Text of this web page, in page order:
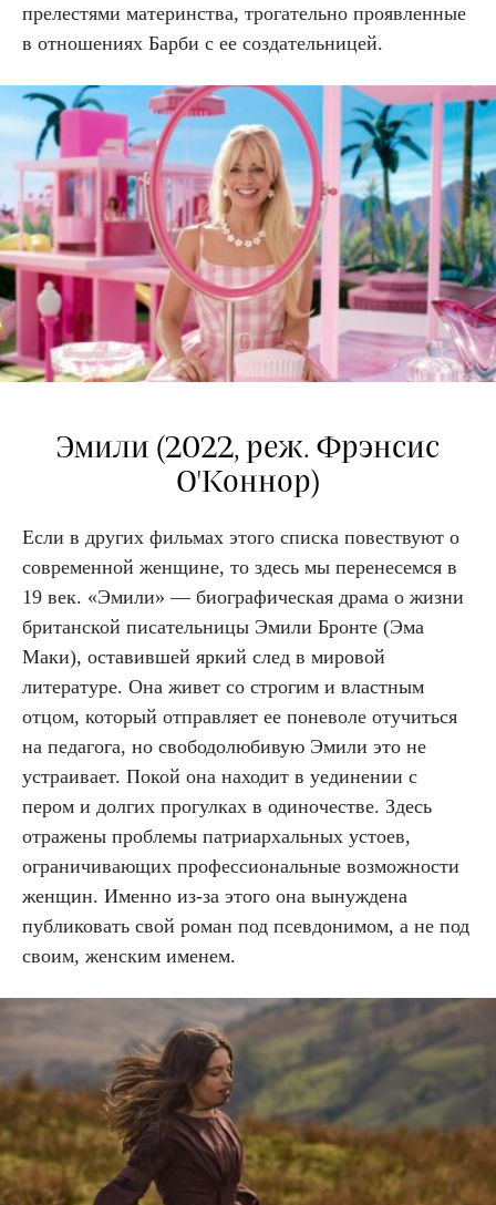
прелестями материнства, трогательно проявленные
в отношениях Барби с ее создательницей.
Эмили (2022, реж. Фрэнсис
О'Коннор)
Если в других фильмах этого списка повествуют о
современной женщине, то здесь мы перенесемся в
19 век. «Эмили» — биографическая драма о жизни
британской писательницы Эмили Бронте (Эма
Маки), оставившей яркий след в мировой
литературе. Она живет со строгим и властным
отцом, который отправляет ее поневоле отучиться
на педагога, но свободолюбивую Эмили это не
устраивает. Покой она находит в уединении с
пером и долгих прогулках в одиночестве. Здесь
отражены проблемы патриархальных устоев,
ограничивающих профессиональные возможности
женщин. Именно из-за этого она вынуждена
публиковать свой роман под псевдонимом, а не под
своим, женским именем.